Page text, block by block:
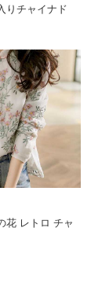
りチャイナド
レトロ チャ